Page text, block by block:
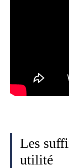
Les
utilité